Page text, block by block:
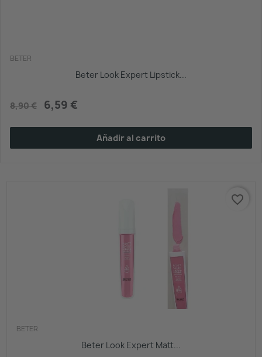
BETER
Beter Look Expert Lipstick...
8,90 € 6,59 €
Añadir al carrito
BETER
Beter Look Expert Matt...
favorite_border